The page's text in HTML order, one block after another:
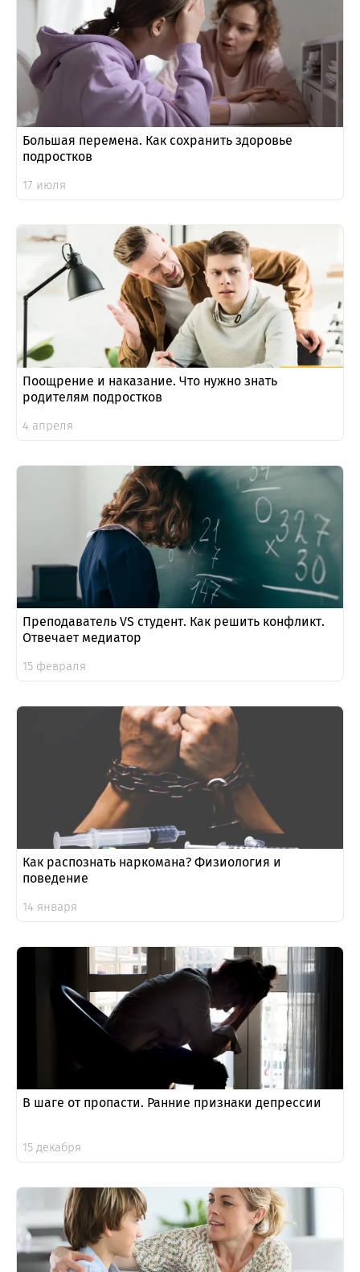
Большая перемена. Как сохранить здоровье
подростков
17 июля
Поощрение и наказание. Что нужно знать
родителям подростков
4 апреля
Преподаватель VS студент. Как решить конфликт.
Отвечает медиатор
15 февраля
Как распознать наркомана? Физиология и
поведение
14 января
В шаге от пропасти. Ранние признаки депрессии
15 декабря